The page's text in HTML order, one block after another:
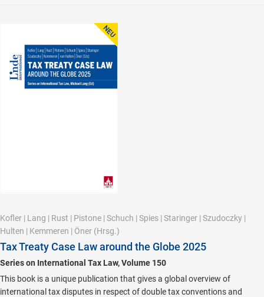
Kofler | Lang | Rust | Pistone | Schuch | Spies | Staringer | Szudoczky |
Hulten | Kemmeren | Öner (Hrsg.)
Tax Treaty Case Law around the Globe 2025
Series on International Tax Law, Volume 150
This book is a unique publication that gives a global overview of
international tax disputes in respect of double tax conventions and